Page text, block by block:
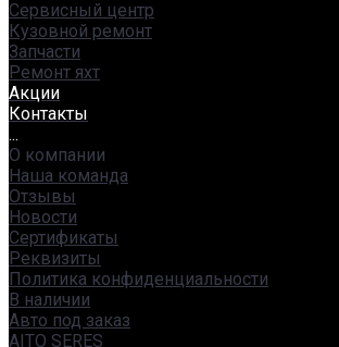
Сервисный центр
Кузовной ремонт
Запчасти
Ремонт яхт
Акции
Контакты
...
О компании
Наша команда
Отзывы
Новости
Сертификаты
Реквизиты
Политика конфиденциальности
В наличии
Авто под заказ
AITO SERES